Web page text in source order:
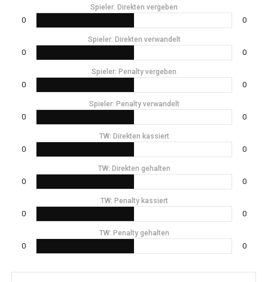
Spieler: Direkten vergeben
0 0
Spieler: Direkten verwandelt
0 0
Spieler: Penalty vergeben
0 0
Spieler: Penalty verwandelt
0 0
TW: Direkten kassiert
0 0
TW: Direkten gehalten
0 0
TW: Penalty kassiert
0 0
TW: Penalty gehalten
0 0